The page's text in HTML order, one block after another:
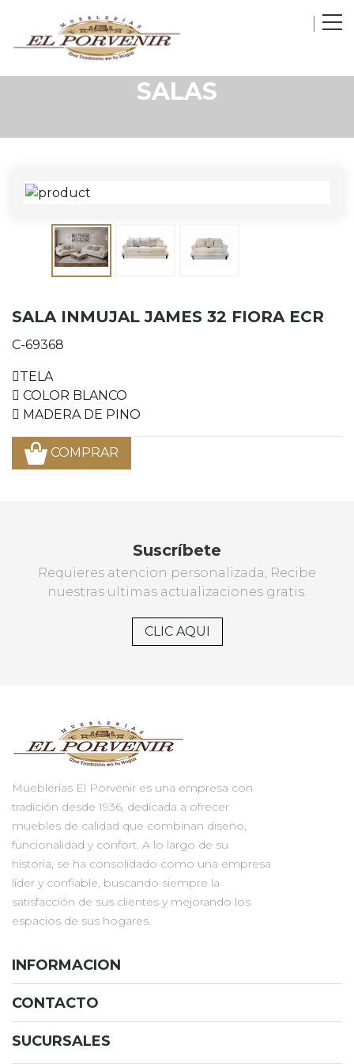
SALAS
SALA INMUJAL JAMES 32 FIORA ECR
C-69368
TELA
COLOR BLANCO
MADERA DE PINO
COMPRAR
Suscríbete
Requieres atencion personalizada, Recibe
nuestras ultimas actualizaciones gratis.
CLIC AQUI
Mueblerías El Porvenir es una empresa con
tradición desde 1936, dedicada a ofrecer
muebles de calidad que combinan diseño,
funcionalidad y confort. A lo largo de su
historia, se ha consolidado como una empresa
líder y confiable, buscando siempre la
satisfacción de sus clientes y mejorando los
espacios de sus hogares.
INFORMACION
CONTACTO
SUCURSALES